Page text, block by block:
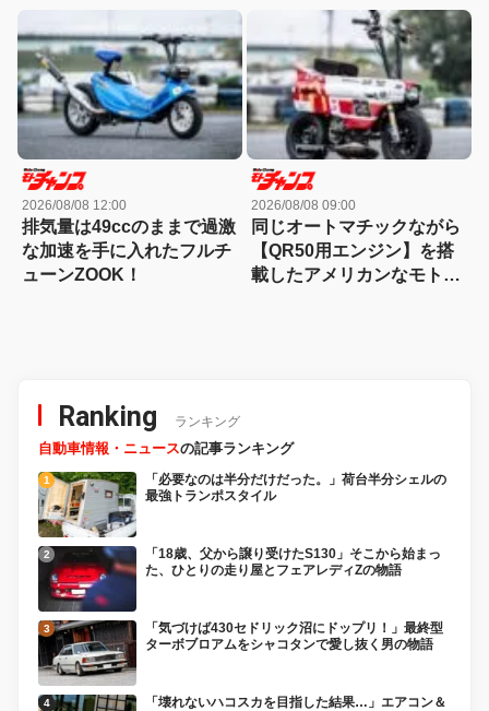
カスタム！
2026/08/08 12:00
排気量は49ccのままで過激
な加速を手に入れたフルチ
ューンZOOK！
2026/08/08 09:00
同じオートマチックながら
【QR50用エンジン】を搭
載したアメリカンなモトコ
Ranking ランキング
自動車情報・ニュースの記事ランキング
「必要なのは半分だけだった。」荷台半分シェルの
最強トランポスタイル
「18歳、父から譲り受けたS130」そこから始まっ
た、ひとりの走り屋とフェアレディZの物語
「気づけば430セドリック沼にドップリ！」最終型
ターボブロアムをシャコタンで愛し抜く男の物語
「壊れないハコスカを目指した結果…」エアコン＆